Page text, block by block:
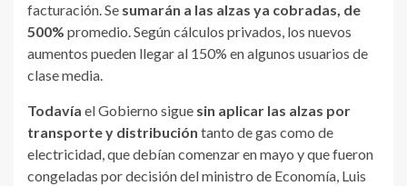
facturación. Se sumarán a las alzas ya cobradas, de
500% promedio. Según cálculos privados, los nuevos
aumentos pueden llegar al 150% en algunos usuarios de
clase media.
Todavía el Gobierno sigue sin aplicar las alzas por
transporte y distribución tanto de gas como de
electricidad, que debían comenzar en mayo y que fueron
congeladas por decisión del ministro de Economía, Luis